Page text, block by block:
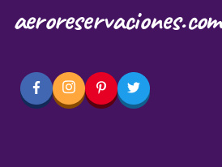
aeroreservaciones.com